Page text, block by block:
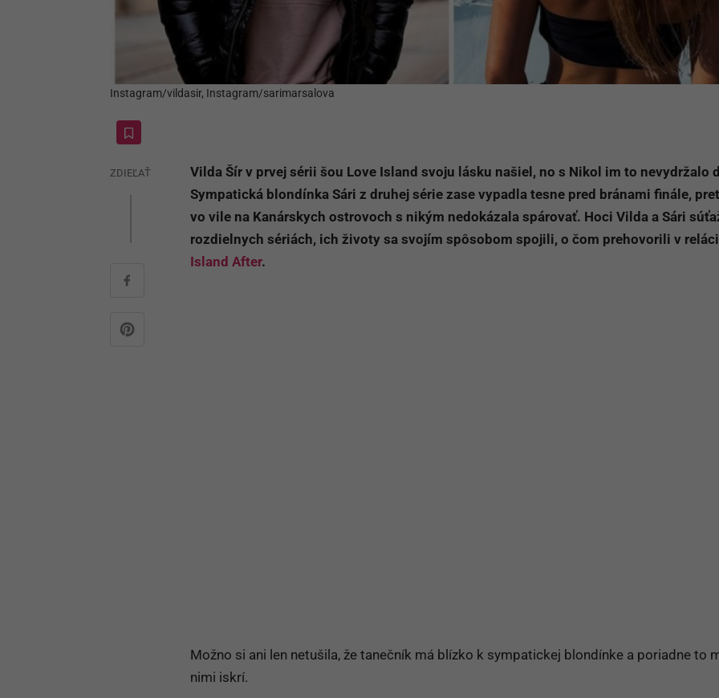
Instagram/vildasir, Instagram/sarimarsalova
ZDIEĽAŤ
Vilda Šír v prvej sérii šou Love Island svoju lásku našiel, no s Nikol im to nevydržalo
Sympatická blondínka Sári z druhej série zase vypadla tesne pred bránami finále,
vo vile na Kanárskych ostrovoch s nikým nedokázala spárovať. Hoci Vilda a Sári
rozdielnych sériách, ich životy sa svojím spôsobom spojili, o čom prehovorili v
Island After.
Možno si ani len netušila, že tanečník má blízko k sympatickej blondínke a poriadne to
nimi iskrí.